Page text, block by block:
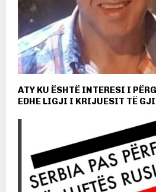
ATY KU ËSHTË INTERESI I
EDHE LIGJI I KRIJUESIT TË